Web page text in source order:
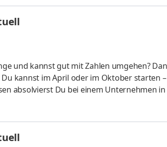
am weiteren Ausbau unserer
und kannst gut mit Zahlen umgehen?
kannst im April oder im Oktober starten
absolvierst Du bei einem Unternehmen
– und kannst Dich so noch
Aufgaben Du
absolvierst ein staatlich anerkanntes